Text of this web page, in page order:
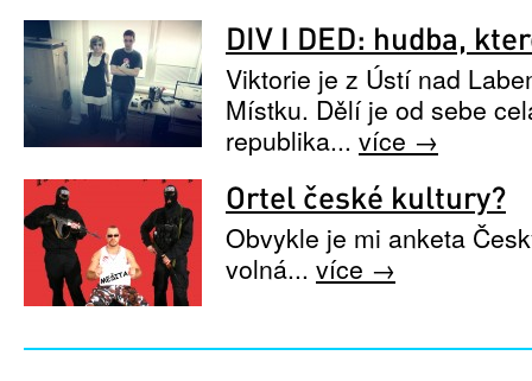
DIV I DED: hudba,
Viktorie je z Ústí nad
Místku. Dělí je od sebe
republika... více →
Ortel české kultury?
Obvykle je mi anketa
volná... více →
Stránky